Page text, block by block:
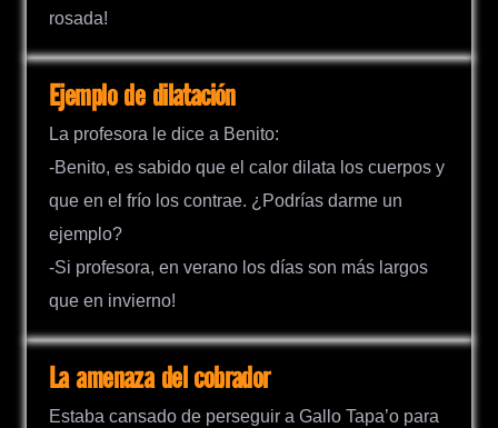
rosada!
Ejemplo de dilatación
La profesora le dice a Benito:
-Benito, es sabido que el calor dilata los cuerpos y
que en el frío los contrae. ¿Podrías darme un
ejemplo?
-Si profesora, en verano los días son más largos
que en invierno!
La amenaza del cobrador
Estaba cansado de perseguir a Gallo Tapa’o para